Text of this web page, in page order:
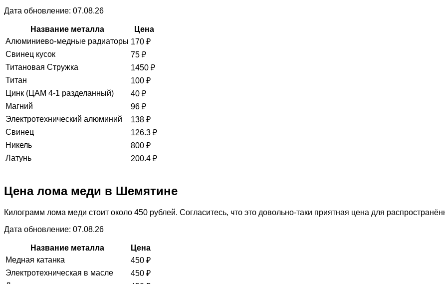
Дата обновление: 07.08.26
Название металла
Цена
Алюминиево-медные радиаторы 170 ₽
Свинец кусок
75 ₽
Титановая Стружка
1450 ₽
Титан
100 ₽
Цинк (ЦАМ 4-1 разделанный)
40 ₽
Магний
96 ₽
Электротехнический алюминий
138 ₽
Свинец
126.3 ₽
Никель
800 ₽
Латунь
200.4 ₽
Цена лома меди в Шемятине
Килограмм лома меди стоит около 450 рублей. Согласитесь, что это довольно-таки приятная цена для
Дата обновление: 07.08.26
Название металла
Цена
Медная катанка
450 ₽
Электротехническая в масле
450 ₽